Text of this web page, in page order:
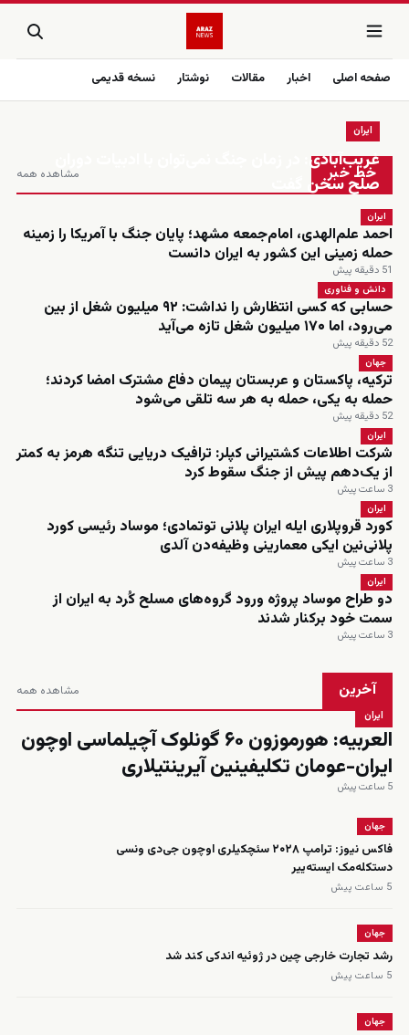
صفحه اصلی اخبار مقالات نوشتار نسخه قدیمی
زنده
خط خبر مشاهده همه
ایران
غریب‌آبادی: در زمان جنگ نمی‌توان با ادبیات دوران
صلح سخن گفت
ایران
احمد علم‌الهدی، امام‌جمعه مشهد؛ پایان جنگ با آمریکا را زمینه
حمله زمینی این کشور به ایران دانست
51 دقیقه پیش
دانش و فناوری
حسابی که کسی انتظارش را نداشت: ۹۲ میلیون شغل از بین
می‌رود، اما ۱۷۰ میلیون شغل تازه می‌آید
52 دقیقه پیش
جهان
ترکیه، پاکستان و عربستان پیمان دفاع مشترک امضا کردند؛
حمله به یکی، حمله به هر سه تلقی می‌شود
52 دقیقه پیش
ایران
شرکت اطلاعات کشتیرانی کپلر: ترافیک دریایی تنگه هرمز به کمتر
از یک‌دهم پیش از جنگ سقوط کرد
3 ساعت پیش
ایران
کورد قروپلاری ایله ایران پلانی توتمادی؛ موساد رئیسی کورد
پلانی‌نین ایکی معمارینی وظیفه‌دن آلدی
3 ساعت پیش
ایران
دو طراح موساد پروژه ورود گروه‌های مسلح کُرد به ایران از
سمت خود برکنار شدند
3 ساعت پیش
آخرین مشاهده همه
ایران
العربیه: هورموزون ۶۰ گونلوک آچیلماسی اوچون
ایران-عومان تکلیفینین آیرینتیلاری
5 ساعت پیش
جهان
فاکس نیوز: ترامپ ۲۰۲۸ سئچکیلری اوچون جی‌دی ونسی
دستکله‌مک ایسته‌ییر
5 ساعت پیش
جهان
رشد تجارت خارجی چین در ژوئیه اندکی کند شد
5 ساعت پیش
جهان